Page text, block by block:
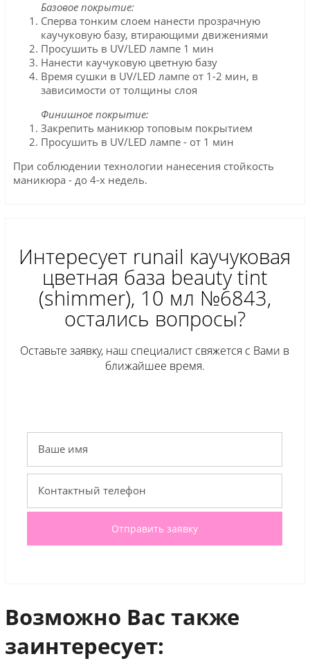
Базовое покрытие:
Сперва тонким слоем нанести прозрачную
каучуковую базу, втирающими движениями
Просушить в UV/LED лампе 1 мин
Нанести каучуковую цветную базу
Время сушки в UV/LED лампе от 1-2 мин, в
зависимости от толщины слоя
Финишное покрытие:
Закрепить маникюр топовым покрытием
Просушить в UV/LED лампе - от 1 мин
При соблюдении технологии нанесения стойкость
маникюра - до 4-х недель.
Интересует runail каучуковая
цветная база beauty tint
(shimmer), 10 мл №6843,
остались вопросы?
Оставьте заявку, наш специалист свяжется с Вами в
ближайшее время.
Отправить заявку
Возможно Вас также
заинтересует: